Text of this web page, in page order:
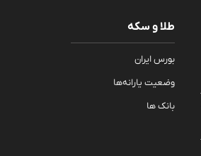
طلا و سکه
بورس ایران
وضعیت یارانه‌ها
بانک ها